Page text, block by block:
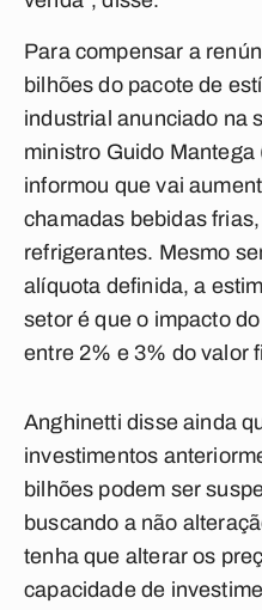
Para compensar a
bilhões do pacote de
industrial anunciado na
ministro Guido
informou que vai
chamadas bebidas
refrigerantes. Mesmo
alíquota definida, a
setor é que o impacto
entre 2% e 3% do valor
Anghinetti disse ainda
investimentos
bilhões podem ser
buscando a não
tenha que alterar os
capacidade de